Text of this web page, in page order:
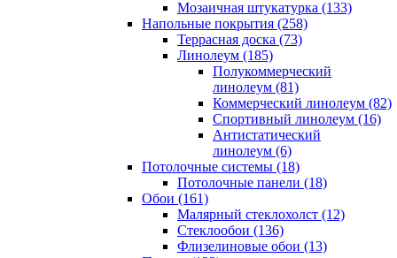
Мозаичная штукатурка (133)
Напольные покрытия (258)
Террасная доска (73)
Линолеум (185)
Полукоммерческий
линолеум (81)
Коммерческий линолеум (82)
Спортивный линолеум (16)
Антистатический
линолеум (6)
Потолочные системы (18)
Потолочные панели (18)
Обои (161)
Малярный стеклохолст (12)
Стеклообои (136)
Флизелиновые обои (13)